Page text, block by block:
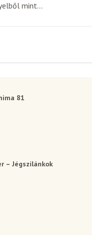
mint...
81
– Jégszilánkok